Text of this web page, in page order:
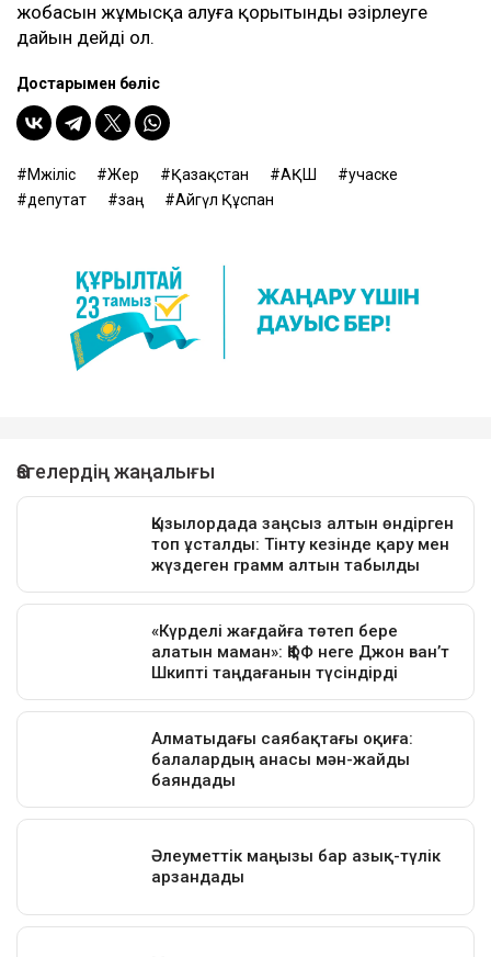
жобасын жұмысқа алуға қорытынды әзірлеуге
дайын дейді ол.
Достарыңмен бөліс
Мәжіліс Жер Қазақстан АҚШ
учаске
депутат
заң Айгүл Құспан